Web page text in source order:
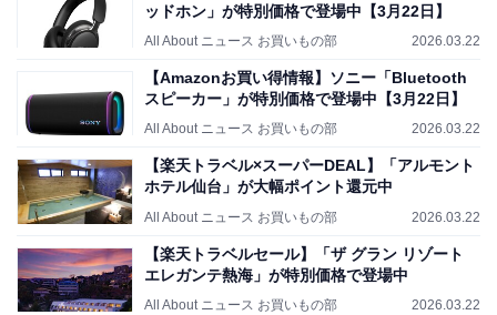
ッドホン」が特別価格で登場中【3月22日】
All About ニュース お買いもの部 2026.03.22
【Amazonお買い得情報】ソニー「Bluetooth
スピーカー」が特別価格で登場中【3月22日】
All About ニュース お買いもの部 2026.03.22
【楽天トラベル×スーパーDEAL】「アルモント
ホテル仙台」が大幅ポイント還元中
All About ニュース お買いもの部 2026.03.22
【楽天トラベルセール】「ザ グラン リゾート
エレガンテ熱海」が特別価格で登場中
All About ニュース お買いもの部 2026.03.22